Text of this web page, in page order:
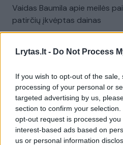
Lrytas.lt - Do Not Process
If you wish to opt-out of the
processing of your personal or
targeted advertising by us,
section to confirm your
opt-out request is processed
interest-based ads based on
us or personal information
Vaidas Baumila apie meilės
patirčių įkvėptas dainas
Dronai Vokietijoje kelia vis
pastebėti virš karinės bazės
Žinios Pasaulis
Visi